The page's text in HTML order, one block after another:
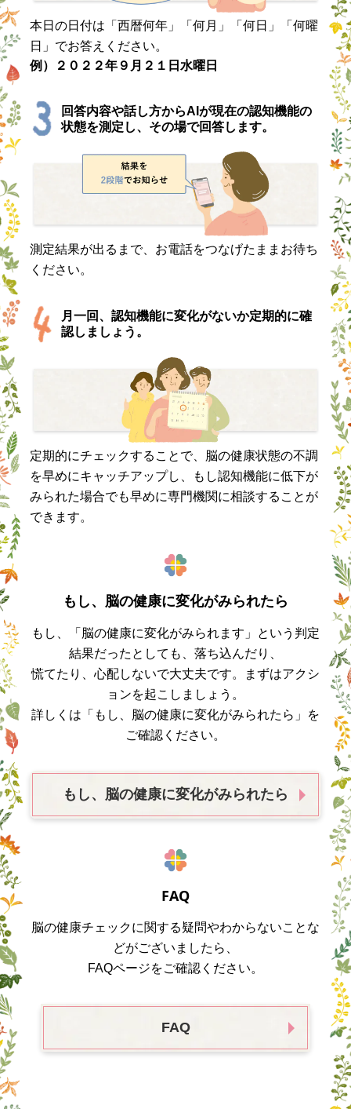
本日の日付は「西暦何年」「何月」「何日」「何曜
日」でお答えください。
例）２０２２年９月２１日水曜日
回答内容や話し方からAIが現在の認知機能の
状態を測定し、その場で回答します。
測定結果が出るまで、お電話をつなげたままお待ち
ください。
月一回、認知機能に変化がないか定期的に確
認しましょう。
定期的にチェックすることで、脳の健康状態の不調
を早めにキャッチアップし、もし認知機能に低下が
みられた場合でも早めに専門機関に相談することが
できます。
もし、脳の健康に変化がみられたら
もし、「脳の健康に変化がみられます」という判定
結果だったとしても、落ち込んだり、
慌てたり、心配しないで大丈夫です。まずはアクシ
ョンを起こしましょう。
詳しくは「もし、脳の健康に変化がみられたら」を
ご確認ください。
もし、脳の健康に変化がみられたら
FAQ
脳の健康チェックに関する疑問やわからないことな
どがございましたら、
FAQページをご確認ください。
FAQ